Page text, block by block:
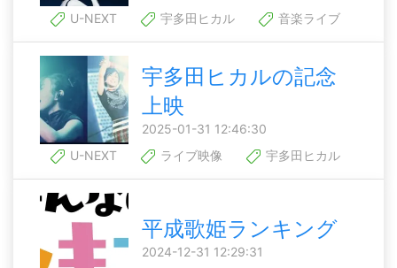
U-NEXT 宇多田ヒカル 音楽ライブ
宇多田ヒカルの記念
上映
2025-01-31 12:46:30
U-NEXT
ライブ映像 宇多田ヒカル
平成歌姫ランキング
2024-12-31 12:29:31